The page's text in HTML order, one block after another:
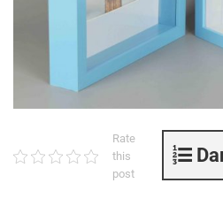
Rate
this
post